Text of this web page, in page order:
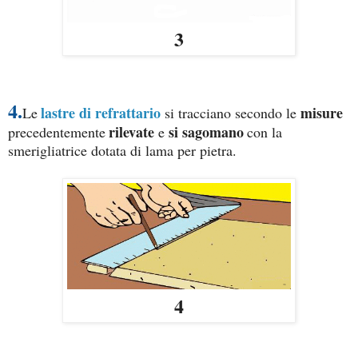
3
4.Lelastre di refrattario si tracciano secondo le misure
precedentementerilevate e si sagomanocon la
smerigliatrice dotata di lama per pietra.
4